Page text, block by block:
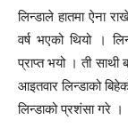
लिन्डाले हातमा ऐना
वर्ष भएको थियो ।
प्राप्त भयो । ती साथी
आइतवार लिन्डाको
लिन्डाको प्रशंसा गरे ।